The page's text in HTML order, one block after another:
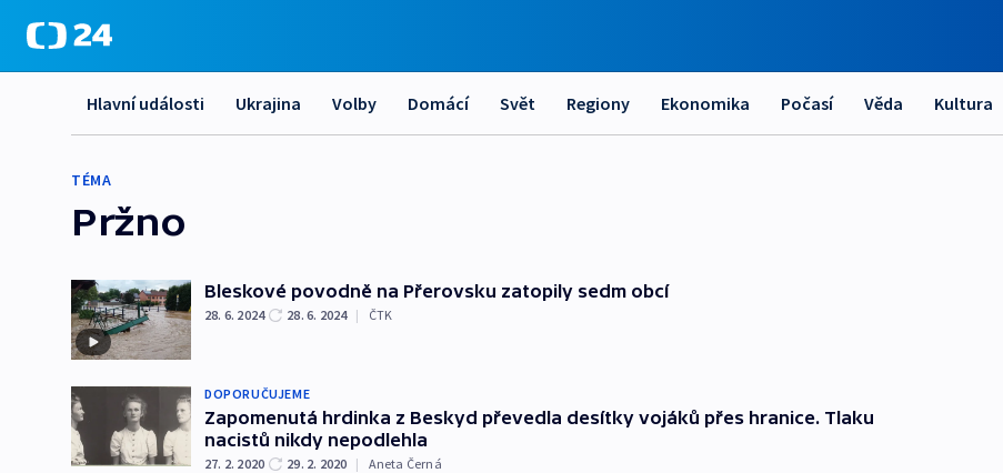
Hlavní události Ukrajina Volby Domácí Svět Regiony Ekonomika Počasí Věda Kultura
TÉMA
Pržno
Bleskové povodně na Přerovsku zatopily sedm obcí
28. 6. 2024 28. 6. 2024 | ČTK
DOPORUČUJEME
Zapomenutá hrdinka z Beskyd převedla desítky vojáků přes hranice. Tlaku
nacistů nikdy nepodlehla
27. 2. 2020 29. 2. 2020 | Aneta Černá